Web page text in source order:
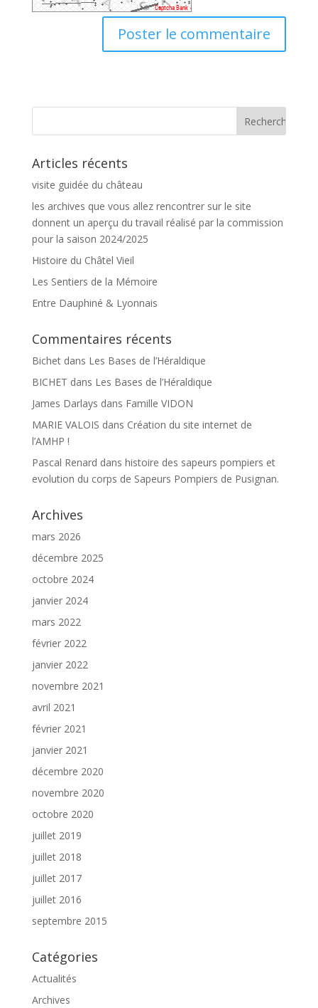
Articles récents
visite guidée du château
les archives que vous allez rencontrer sur le site
donnent un aperçu du travail réalisé par la commission
pour la saison 2024/2025
Histoire du Châtel Vieil
Les Sentiers de la Mémoire
Entre Dauphiné & Lyonnais
Commentaires récents
Bichetdans Les Bases de l’Héraldique
BICHET dans Les Bases de l’Héraldique
James Darlays dans Famille VIDON
MARIE VALOIS dans Création du site internet de
l’AMHP !
Pascal Renard dans histoire des sapeurs pompiers et
evolution du corps de Sapeurs Pompiers de Pusignan.
Archives
mars 2026
décembre 2025
octobre 2024
janvier 2024
mars 2022
février 2022
janvier 2022
novembre 2021
avril 2021
février 2021
janvier 2021
décembre 2020
novembre 2020
octobre 2020
juillet 2019
juillet 2018
juillet 2017
juillet 2016
septembre 2015
Catégories
Actualités
Archives